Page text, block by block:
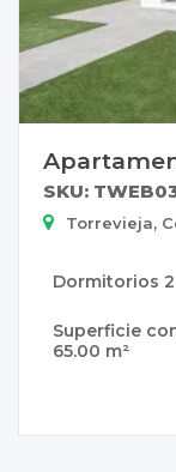
SKU:
Torrevieja,
Dormitorios 2
Superficie
65.00 m²